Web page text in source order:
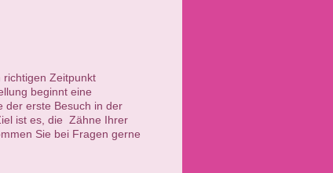
Zeitpunkt
beginnt eine
der erste Besuch in der
ist es, die Zähne Ihrer
Sie bei Fragen gerne